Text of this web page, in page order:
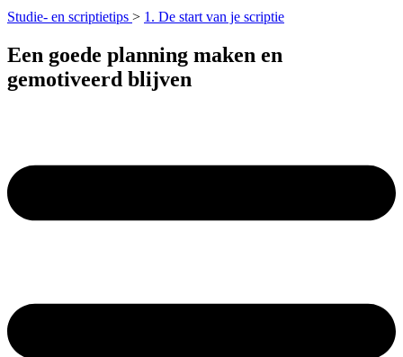
Studie- en scriptietips > 1. De start van je scriptie
Een goede planning maken en
gemotiveerd blijven